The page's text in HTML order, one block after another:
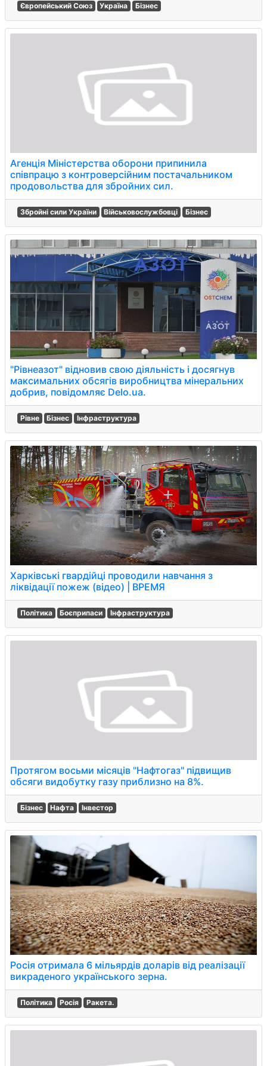
Європейський Союз Україна Бізнес
Агенція Міністерства оборони припинила
співпрацю з контроверсійним постачальником
продовольства для збройних сил.
Збройні сили України Військовослужбовці Бізнес
"Рівнеазот" відновив свою діяльність і досягнув
максимальних обсягів виробництва мінеральних
добрив, повідомляє Delo.ua.
Рівне Бізнес Інфраструктура
Харківські гвардійці проводили навчання з
ліквідації пожеж (відео) | ВРЕМЯ
Політика Боєприпаси Інфраструктура
Протягом восьми місяців "Нафтогаз" підвищив
обсяги видобутку газу приблизно на 8%.
Бізнес Нафта Інвестор
Росія отримала 6 мільярдів доларів від реалізації
викраденого українського зерна.
Політика Росія Ракета.